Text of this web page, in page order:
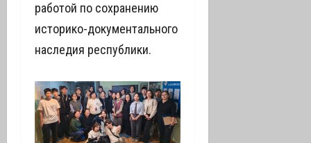
работой по сохранению
историко-документального
наследия республики.